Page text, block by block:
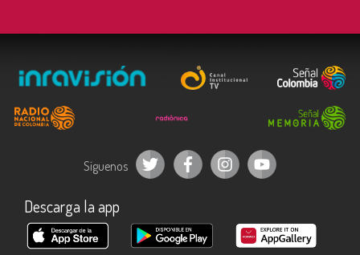
Síguenos
Descarga la app